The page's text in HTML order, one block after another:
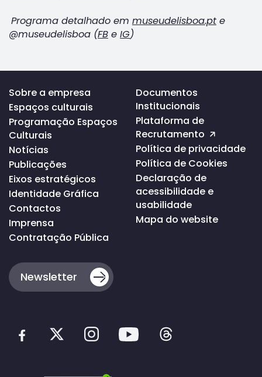
Programa detalhado em museudelisboa.pt e
@museudelisboa (FB e IG)
Voltar
ao
topo
da
página
Sobre a empresa
Espaços culturais
Programação Espaços
Culturais
Notícias
Publicações
Eixos estratégicos
Identidade Gráfica
Contactos
Imprensa
Contratação Pública
Documentos
Institucionais
Plataforma de
Recrutamento
Política de privacidade
Política de Cookies
Declaração de
acessibilidade e
usabilidade
Mapa do website
Newsletter